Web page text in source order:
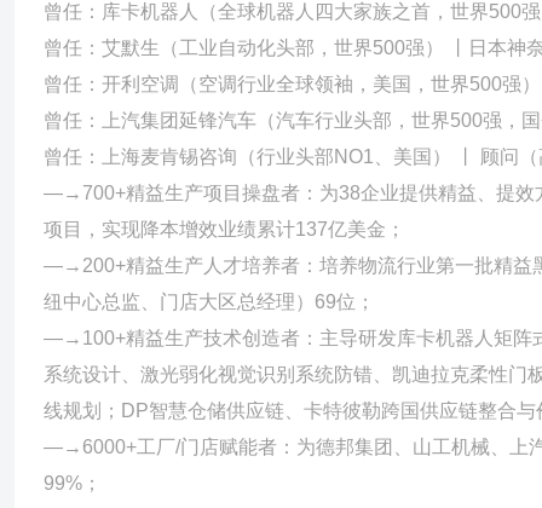
效能最大化 ——任职开利空调--高级工业工程师 ☛产能提升：主导
题,产能由原来978块/天增长为1218块/天；更新设备并改善车间
精简：主导AHU面板材料用彩钢板代替冷轧板项目，理论计算成
料的浪费问题；主导FCU装配线工序的简化与重排，CT由45s减
合生态价值链 ——艾默生神奈川技术中心（亚太）-精益供应链负
J、TOTO M502HJ工程项目转移，同时主导FY12精益项目管理，
土核心零部件的交期缩短。 ☛精益转型：打造中国区域的精益管
造”向“中国制造”的供应链转型，实现产量翻3翻，成本降低37%的战略目标。 部分咨询案例： ——担任麦肯锡卡
项目经理及精益供应链顾问期间，致力于为卡特彼勒（中国）构
汽车零部件供应商MES系统布置以及现场实施 成果：实现运营
重庆某发电机设备供应商产能优化提升、库存管理方案策划 成果
库的存货方案优化，实现ABC管理和先进先出。 ►►浙江某油缸
管理系统导入，实现OEE达成73% ►►CAT核心战略供应商VSMT
线高速制造，OTD由57%提升为93%，质量水准FPY由27%提升
曾任：库卡机器人（全球机器人四大家族之首，世界500
曾任：艾默生（工业自动化头部，世界500强） 丨日本神
曾任：开利空调（空调行业全球领袖，美国，世界500强
曾任：上汽集团延锋汽车（汽车行业头部，世界500强，
曾任：上海麦肯锡咨询（行业头部NO1、美国） 丨 顾问
—→700+精益生产项目操盘者：为38企业提供精益、提效
项目，实现降本增效业绩累计137亿美金；
—→200+精益生产人才培养者：培养物流行业第一批精益
纽中心总监、门店大区总经理）69位；
—→100+精益生产技术创造者：主导研发库卡机器人矩阵
系统设计、激光弱化视觉识别系统防错、凯迪拉克柔性
线规划；DP智慧仓储供应链、卡特彼勒跨国供应链整合
—→6000+工厂/门店赋能者：为德邦集团、山工机械、上
99%；